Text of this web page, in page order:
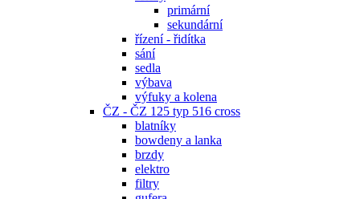
primární
sekundární
řízení - řidítka
sání
sedla
výbava
výfuky a kolena
ČZ - ČZ 125 typ 516 cross
blatníky
bowdeny a lanka
brzdy
elektro
filtry